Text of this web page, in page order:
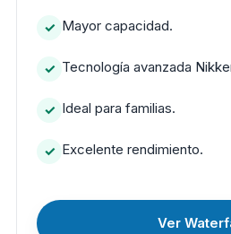
Mayor capacidad.
Tecnología avanzada
Ideal para familias.
Excelente rendimiento.
Ver